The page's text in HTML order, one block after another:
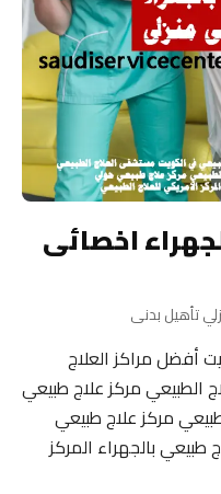
اخصائى
تأهيل بدنى
أفضل مراكز العلاج
الطبيعي مركز علاج طبيعي
مركز علاج طبيعي
بالجهراء المركز